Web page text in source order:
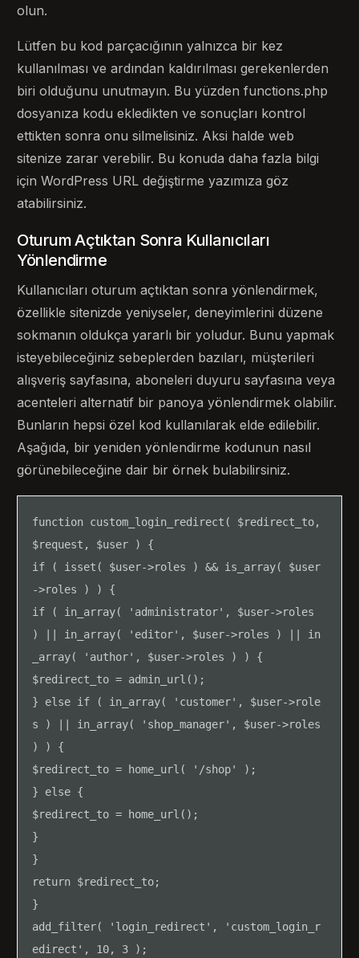
olun.
Lütfen bu kod parçacığının yalnızca bir kez
kullanılması ve ardından kaldırılması gerekenlerden
biri olduğunu unutmayın. Bu yüzden functions.php
dosyanıza kodu ekledikten ve sonuçları kontrol
ettikten sonra onu silmelisiniz. Aksi halde web
sitenize zarar verebilir. Bu konuda daha fazla bilgi
için WordPress URL değiştirme yazımıza göz
atabilirsiniz.
Oturum Açtıktan Sonra Kullanıcıları
Yönlendirme
Kullanıcıları oturum açtıktan sonra yönlendirmek,
özellikle sitenizde yeniyseler, deneyimlerini düzene
sokmanın oldukça yararlı bir yoludur. Bunu yapmak
isteyebileceğiniz sebeplerden bazıları, müşterileri
alışveriş sayfasına, aboneleri duyuru sayfasına veya
acenteleri alternatif bir panoya yönlendirmek olabilir.
Bunların hepsi özel kod kullanılarak elde edilebilir.
Aşağıda, bir yeniden yönlendirme kodunun nasıl
görünebileceğine dair bir örnek bulabilirsiniz.
function custom_login_redirect( $redirect_to,
$request, $user ) {
if ( isset( $user->roles ) && is_array( $user
->roles ) ) {
if ( in_array( 'administrator', $user->roles
) || in_array( 'editor', $user->roles ) || in
_array( 'author', $user->roles ) ) {
$redirect_to = admin_url();
} else if ( in_array( 'customer', $user->role
s ) || in_array( 'shop_manager', $user->roles
) ) {
$redirect_to = home_url( '/shop' );
} else {
$redirect_to = home_url();
}
}
return $redirect_to;
}
add_filter( 'login_redirect', 'custom_login_r
edirect', 10, 3 );